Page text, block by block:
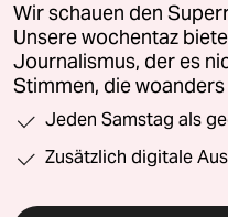
Wir schauen den
Unsere wochentaz
Journalismus, der es
Stimmen, die
Jeden Samstag als
Zusätzlich digitale